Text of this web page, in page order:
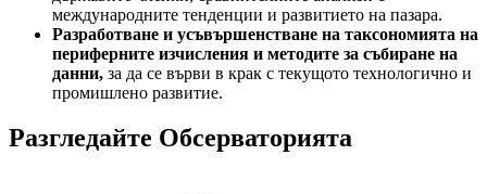
международните тенденции и развитието на пазара.
Разработване и усъвършенстване на таксономията на
периферните изчисления и методите за събиране на
данни, за да се върви в крак с текущото технологично и
промишлено развитие.
Разгледайте Обсерваторията